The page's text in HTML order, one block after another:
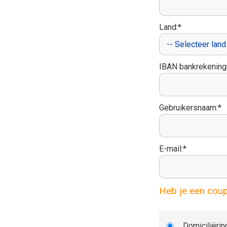
Land:*
IBAN
Gebruikersnaam:*
E-mail:*
Heb je een